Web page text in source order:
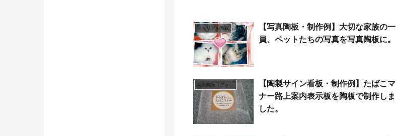
メモリアル陶板
【写真陶板・制作例】大切な家族の一
員、ペットたちの写真を写真陶板に。
写真陶板（フォトセラミックス）
【陶製サイン看板・制作例】たばこマ
ナー路上案内表示板を陶板で制作しま
した。